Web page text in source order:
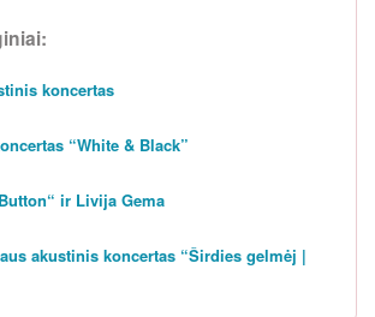
koncertas
“White & Black”
ir Livija Gema
akustinis koncertas “Širdies gelmėj |